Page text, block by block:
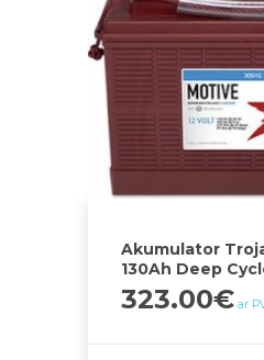
Akumulator
130Ah Deep
323.00€ ar